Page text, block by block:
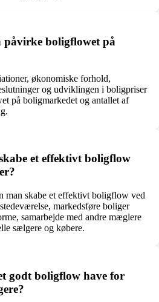
boligflowet på
økonomiske forhold,
og udviklingen i boligpriser
på boligmarkedet og antallet af
et effektivt boligflow
man skabe et effektivt boligflow ved
markedsføre boliger
samarbejde med andre mæglere
sælgere og købere.
godt boligflow have for